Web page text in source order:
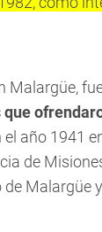
Malargüe,
el año 1941
de
Malargüe